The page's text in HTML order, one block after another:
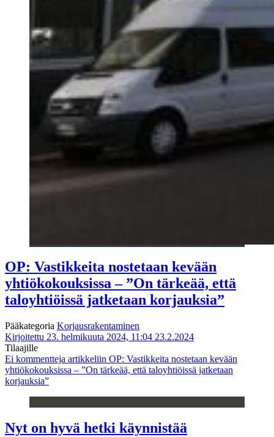
OP: Vastikkeita nostetaan kevään
yhtiökokouksissa – ”On tärkeää, että
taloyhtiöissä jatketaan korjauksia”
Pääkategoria Korjausrakentaminen
Kirjoitettu 23. helmikuuta 2024, 11:04 23.2.2024
Tilaajille
Ei kommentteja artikkeliin OP: Vastikkeita nostetaan kevään
yhtiökokouksissa – ”On tärkeää, että taloyhtiöissä jatketaan
korjauksia”
Nyt on hyvä hetki käynnistää